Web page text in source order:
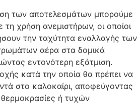
των αποτελεσμάτων μπορούμε
τη χρήση ανεμιστήρων, οι οποίοι
την ταχύτητα εναλλαγής των
αέρα στα δομικά
εντονότερη εξάτμιση.
κατά την οποία θα πρέπει να
στο καλοκαίρι, αποφεύγοντας
θερμοκρασίες ή τυχών